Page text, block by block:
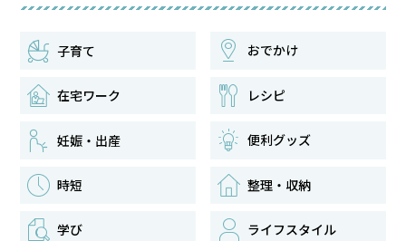
子育て おでかけ
在宅ワーク レシピ
妊娠・出産 便利グッズ
時短 整理・収納
学び ライフスタイル